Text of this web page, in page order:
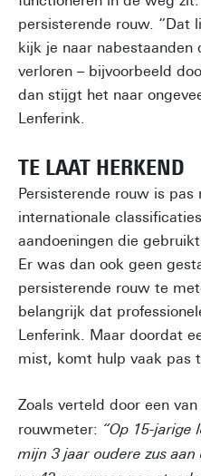
persisterende rouw. “Dat
kijk je naar
verloren – bijvoorbeeld
dan stijgt het naar
Lenferink.
TE LAAT HERKEND
Persisterende rouw is
internationale
aandoeningen die
Er was dan ook geen
persisterende rouw te
belangrijk dat
Lenferink. Maar doordat
mist, komt hulp vaak pas
Zoals verteld door een
rouwmeter: “Op 15-jarige
mijn 3 jaar oudere zus aan